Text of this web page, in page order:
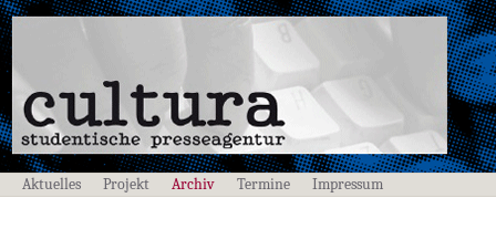
Aktuelles Projekt Archiv Termine Impressum